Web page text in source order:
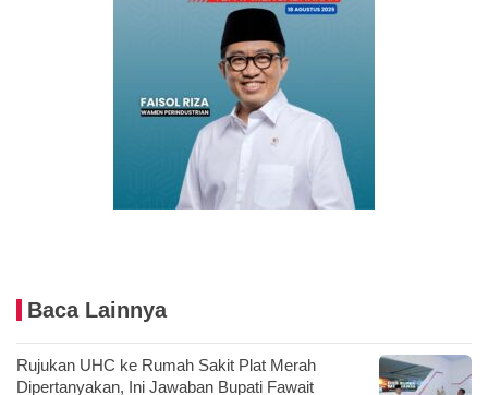
Baca Lainnya
Rujukan UHC ke Rumah Sakit Plat Merah
Dipertanyakan, Ini Jawaban Bupati Fawait